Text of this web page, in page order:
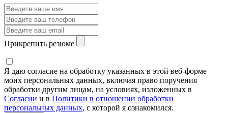
Прикрепить резюме
Я даю согласие на обработку указанных в этой веб-форме
моих персональных данных, включая право поручения
обработки другим лицам, на условиях, изложенных в
Согласии и в Политики в отношении обработки
персональных данных, с которой я ознакомился.